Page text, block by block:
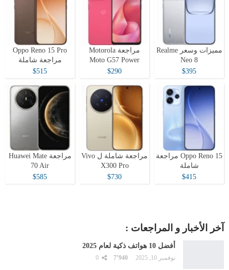
مميزات وسعر Realme
Neo 8
$395
مراجعة Motorola
Moto G57 Power
$290
Oppo Reno 15 Pro
مراجعة شاملة
$515
Oppo Reno 15 مراجعة
شاملة
$415
مراجعة شاملة ل Vivo
X300 Pro
$730
مراجعة Huawei Mate
70 Air
$585
آخر الأخبار و المراجعات :
أفضل 10 هواتف ذكية لعام 2025
نوفمبر 10, 2025 7٬940